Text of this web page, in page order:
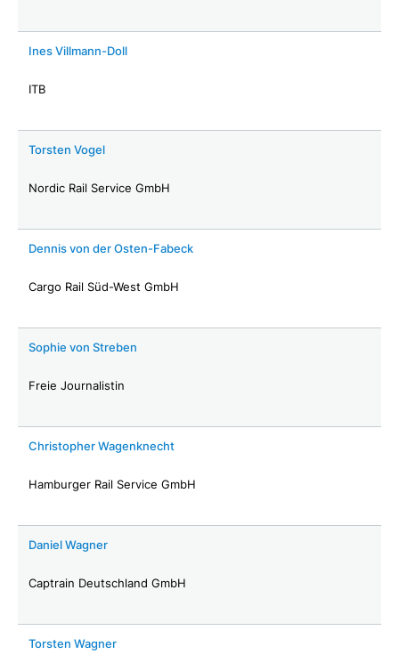
Ines Villmann-Doll
ITB
Torsten Vogel
Nordic Rail Service GmbH
Dennis von der Osten-Fabeck
Cargo Rail Süd-West GmbH
Sophie von Streben
Freie Journalistin
Christopher Wagenknecht
Hamburger Rail Service GmbH
Daniel Wagner
Captrain Deutschland GmbH
Torsten Wagner